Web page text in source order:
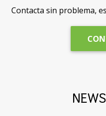
Contacta sin problema,